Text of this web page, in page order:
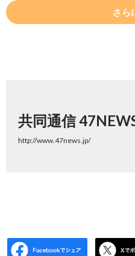
さら
共同通信
http://www.47news.jp/